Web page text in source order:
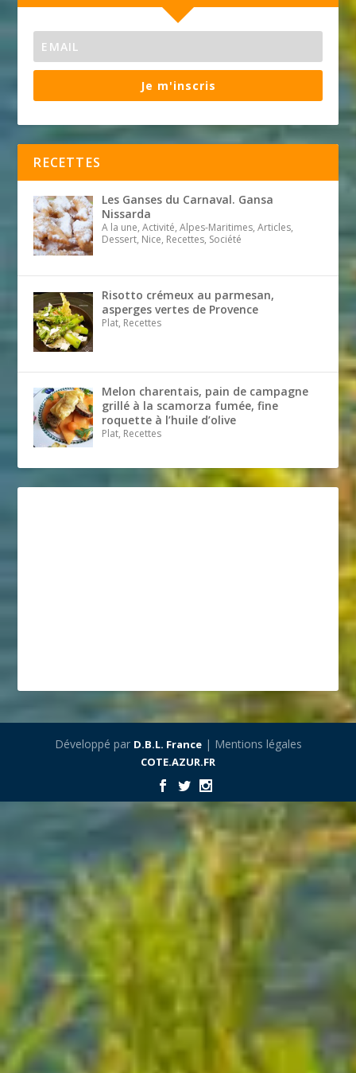
Je m'inscris
RECETTES
Les Ganses du Carnaval. Gansa
Nissarda
A la une, Activité, Alpes-Maritimes, Articles,
Dessert, Nice, Recettes, Société
Risotto crémeux au parmesan,
asperges vertes de Provence
Plat, Recettes
Melon charentais, pain de campagne
grillé à la scamorza fumée, fine
roquette à l’huile d’olive
Plat, Recettes
Développé par D.B.L. France| Mentions légales
COTE.AZUR.FR